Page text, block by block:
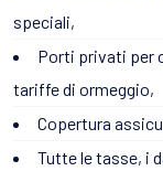
speciali,
Porti privati per
tariffe di ormeggio,
Copertura
Tutte le tasse, i